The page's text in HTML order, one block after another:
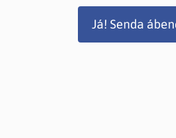
Já! Senda